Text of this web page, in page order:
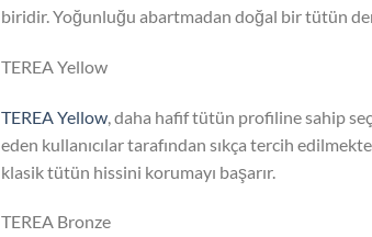
biridir. Yoğunluğu abartmadan doğal bir tütün
TEREA Yellow
TEREA Yellow , daha hafif tütün profiline sahip
eden kullanıcılar tarafından sıkça tercih
klasik tütün hissini korumayı başarır.
TEREA Bronze